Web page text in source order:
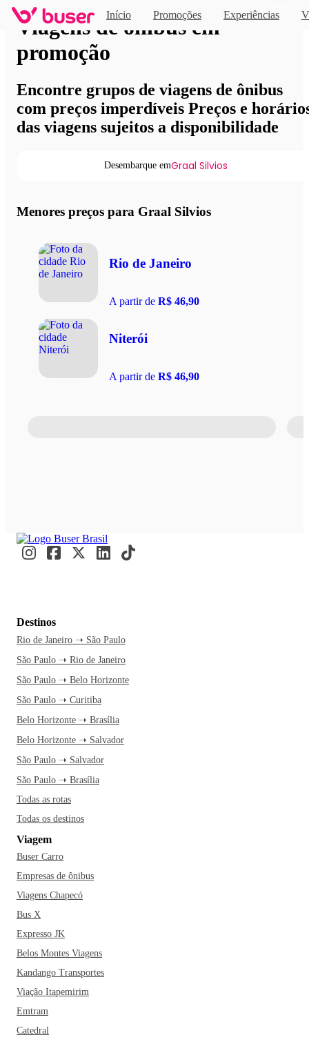
Início Promoções Experiências
Viagens de ônibus em
promoção
Encontre grupos de viagens de ônibus
com preços imperdíveis Preços e
das viagens sujeitos a disponibilidade
Desembarque emGraal Silvios
Menores preços para Graal Silvios
Rio de Janeiro
A partir de R$ 46,90
Niterói
A partir de R$ 46,90
Destinos
Rio de Janeiro ➝ São Paulo
São Paulo ➝ Rio de Janeiro
São Paulo ➝ Belo Horizonte
São Paulo ➝ Curitiba
Belo Horizonte ➝ Brasília
Belo Horizonte ➝ Salvador
São Paulo ➝ Salvador
São Paulo ➝ Brasília
Todas as rotas
Todas os destinos
Viagem
Buser Carro
Empresas de ônibus
Viagens Chapecó
Bus X
Expresso JK
Belos Montes Viagens
Kandango Transportes
Viação Itapemirim
Emtram
Catedral